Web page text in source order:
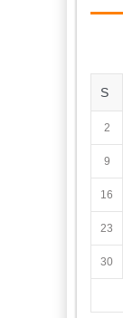
S
2
9
16
23
30